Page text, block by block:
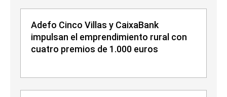
Adefo Cinco Villas y CaixaBank
impulsan el emprendimiento rural con
cuatro premios de 1.000 euros